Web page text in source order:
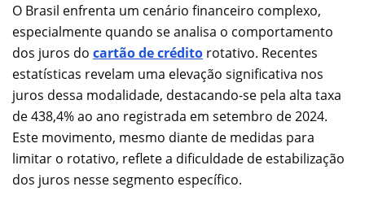
O Brasil enfrenta um cenário financeiro complexo,
especialmente quando se analisa o comportamento
dos juros do cartão de crédito rotativo. Recentes
estatísticas revelam uma elevação significativa nos
juros dessa modalidade, destacando-se pela alta taxa
de 438,4% ao ano registrada em setembro de 2024.
Este movimento, mesmo diante de medidas para
limitar o rotativo, reflete a dificuldade de estabilização
dos juros nesse segmento específico.